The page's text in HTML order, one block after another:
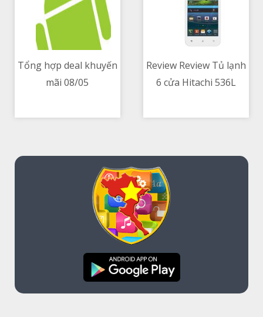
Tổng hợp deal khuyến
mãi 08/05
Review Review Tủ lạnh
6 cửa Hitachi 536L
năm sử dụng